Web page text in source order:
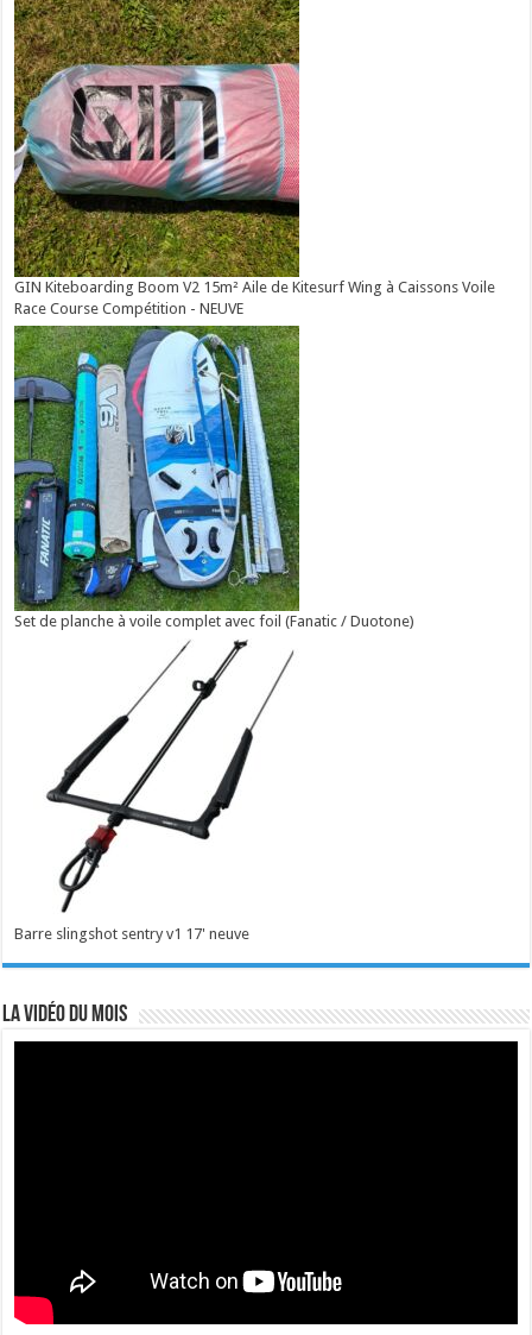
GIN Kiteboarding Boom V2 15m² Aile de Kitesurf Wing à Caissons Voile
Race Course Compétition - NEUVE
Set de planche à voile complet avec foil (Fanatic / Duotone)
Barre slingshot sentry v1 17' neuve
La vidéo du mois